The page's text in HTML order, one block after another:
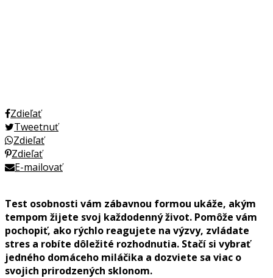
Zdieľať
Tweetnuť
Zdieľať
Zdieľať
E-mailovať
Test osobnosti vám zábavnou formou ukáže, akým
tempom žijete svoj každodenný život. Pomôže vám
pochopiť, ako rýchlo reagujete na výzvy, zvládate
stres a robíte dôležité rozhodnutia. Stačí si vybrať
jedného domáceho miláčika a dozviete sa viac o
svojich prirodzených sklonom.